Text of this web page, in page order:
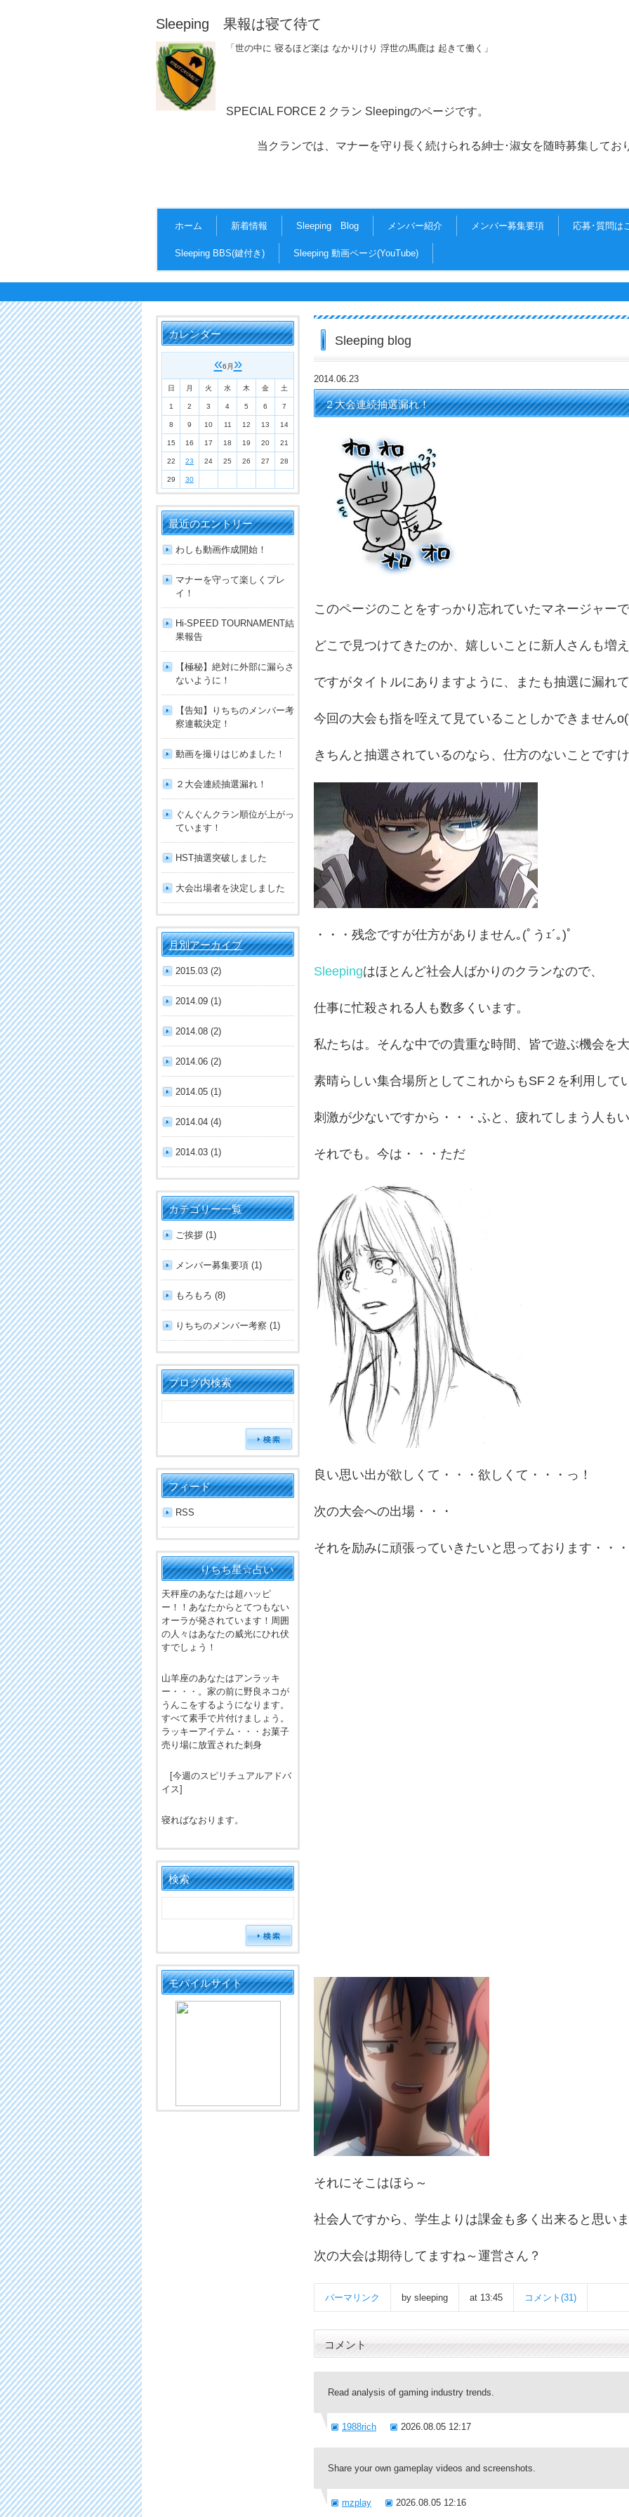
Sleeping 果報は寝て待て
「世の中に 寝るほど楽は なかりけり 浮世の馬鹿は 起きて働く」
SPECIAL FORCE 2 クラン Sleepingのページです。
当クランでは、マナーを守り長く続けられる紳士･淑女を随時募集しており
ホーム 新着情報 Sleeping Blog メンバー紹介 メンバー募集要項 応募･質問は
Sleeping BBS(鍵付き) Sleeping 動画ページ(YouTube)
Sleeping blog
2014.06.23
２大会連続抽選漏れ！
このページのことをすっかり忘れていたマネージャー
どこで見つけてきたのか、嬉しいことに新人さんも増
ですがタイトルにありますように、またも抽選に漏れ
今回の大会も指を咥えて見ていることしかできません
きちんと抽選されているのなら、仕方のないことです
・・・残念ですが仕方がありません｡(ﾟうｪ´｡)ﾟ
Sleepingはほとんど社会人ばかりのクランなので、
仕事に忙殺される人も数多くいます。
私たちは。そんな中での貴重な時間、皆で遊ぶ機会を
素晴らしい集合場所としてこれからもSF２を利用して
刺激が少ないですから・・・ふと、疲れてしまう人も
それでも。今は・・・ただ
良い思い出が欲しくて・・・欲しくて・・・っ！
次の大会への出場・・・
それを励みに頑張っていきたいと思っております・・
それにそこはほら～
社会人ですから、学生よりは課金も多く出来ると思い
次の大会は期待してますね～運営さん？
パーマリンク by sleeping at 13:45 コメント(31)
コメント
Read analysis of gaming industry trends.
1988rich 2026.08.05 12:17
Share your own gameplay videos and screenshots.
mzplay 2026.08.05 12:16
カレンダー
«6月 »
日 月 火 水 木 金 土
1 2 3 4 5 6 7
8 9 10 11 12 13 14
15 16 17 18 19 20 21
22 23 24 25 26 27 28
29 30
最近のエントリー
わしも動画作成開始！
マナーを守って楽しくプレ
イ！
Hi-SPEED TOURNAMENT結
果報告
【極秘】絶対に外部に漏らさ
ないように！
【告知】りちちのメンバー考
察連載決定！
動画を撮りはじめました！
２大会連続抽選漏れ！
ぐんぐんクラン順位が上がっ
ています！
HST抽選突破しました
大会出場者を決定しました
月別アーカイブ
2015.03 (2)
2014.09 (1)
2014.08 (2)
2014.06 (2)
2014.05 (1)
2014.04 (4)
2014.03 (1)
カテゴリー一覧
ご挨拶 (1)
メンバー募集要項 (1)
もろもろ (8)
りちちのメンバー考察 (1)
ブログ内検索
フィード
RSS
りちち星☆占い
天秤座のあなたは超ハッピ
ー！！あなたからとてつもない
オーラが発されています！周囲
の人々はあなたの威光にひれ伏
すでしょう！
山羊座のあなたはアンラッキ
ー・・・。家の前に野良ネコが
うんこをするようになります。
すべて素手で片付けましょう。
ラッキーアイテム・・・お菓子
売り場に放置された刺身
[今週のスピリチュアルアドバ
イス]
寝ればなおります。
検索
モバイルサイト